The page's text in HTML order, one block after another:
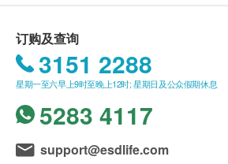
出。体检者可与诊所安排领取验
所有身体检查均属普查及预防性
断或治疗用途。
请注意，指定影像及化验中心无
射师。如客户要求女性放射师，
请注意，婚前检查计划( 包括双
订购及查询
3151 2288
星期一至六早上9时至晚上12时; 星期日及公众假期休息
5283 4117
support@esdlife.com